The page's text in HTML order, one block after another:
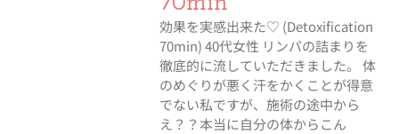
効果を実感出来た♡ (Detoxification
70min) 40代女性 リンパの詰まりを
徹底的に流していただきました。 体
のめぐりが悪く汗をかくことが得意
でない私ですが、施術の途中から
え？？本当に自分の体からこん